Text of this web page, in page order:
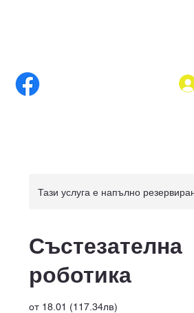
Тази услуга е напълно
Състезателна
роботика
от 18.01 (117.34лв)